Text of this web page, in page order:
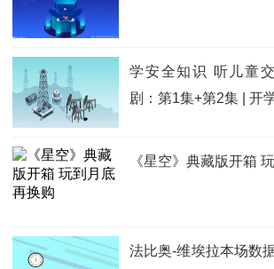
学安全知识 听儿童
剧：第1集+第2集 | 开
《星空》典藏版开箱
法比奥-维埃拉本场数